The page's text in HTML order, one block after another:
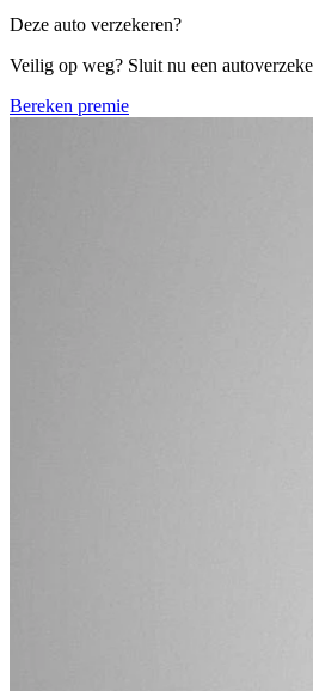
Deze auto verzekeren?
Veilig op weg? Sluit nu een
Bereken premie